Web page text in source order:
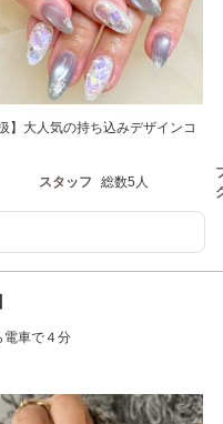
】大人気の持ち込みデザインコ
スタッフ 総数5人
車で４分